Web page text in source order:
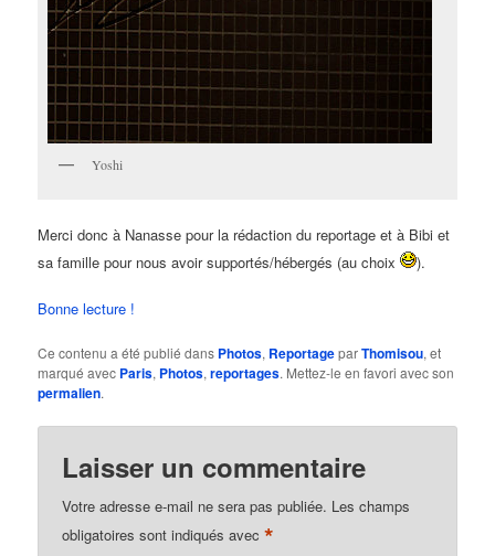
Yoshi
Merci donc à Nanasse pour la rédaction du reportage et à Bibi et
sa famille pour nous avoir supportés/hébergés (au choix
).
Bonne lecture !
Ce contenu a été publié dans Photos, ReportageparThomisou, et
marqué avec Paris, Photos,reportages. Mettez-le en favori avec son
permalien.
Laisser un commentaire
Votre adresse e-mail ne sera pas publiée. Les champs
obligatoires sont indiqués avec*